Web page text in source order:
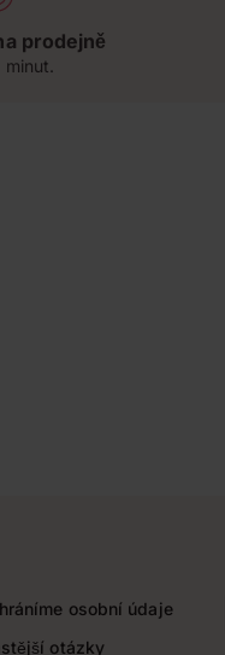
prodejně
osobní údaje
otázky